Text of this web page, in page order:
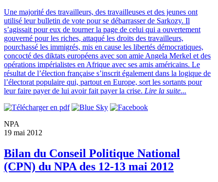
Une majorité des travailleurs, des travailleuses et des jeunes ont
utilisé leur bulletin de vote pour se débarrasser de Sarkozy. Il
s’agissait pour eux de tourner la page de celui qui a ouvertement
gouverné pour les riches, attaqué les droits des travailleurs,
pourchassé les immigrés, mis en cause les libertés démocratiques,
concocté des diktats européens avec son amie Angela Merkel et des
opérations impérialistes en Afrique avec ses amis américains. Le
résultat de l’élection française s’inscrit également dans la logique de
l’électorat populaire qui, partout en Europe, sort les sortants pour
leur faire payer de lui avoir fait payer la crise. Lire la suite...
NPA
19 mai 2012
Bilan du Conseil Politique National
(CPN) du NPA des 12-13 mai 2012